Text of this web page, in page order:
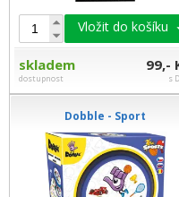
Vložit do košíku
skladem
dostupnost
99,-
s
Dobble - Sport